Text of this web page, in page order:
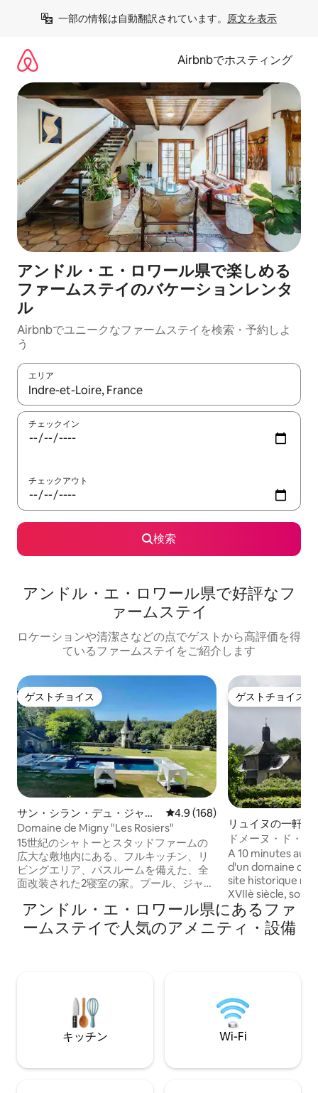
一部の情報は自動翻訳されています。 原文を表示
Airbnbでホスティング
アンドル・エ・ロワール県で楽しめる
ファームステイのバケーションレンタ
ル
Airbnbでユニークなファームステイを検索・予約しよ
う
エリア
検索結果が表示されたら、上下の矢印キーを使って移動するか
チェックイン
チェックアウト
検索
アンドル・エ・ロワール県で好評なフ
ァームステイ
ロケーションや清潔さなどの点でゲストから高評価を得
ているファームステイをご紹介します
ゲストチョイス
ゲストチョイス
サン・シラン・デュ・ジャン
ボの一軒家
レビュー168件、5つ星中4.9つ
4.9 (168)
Domaine de Migny "Les Rosiers"
15世紀のシャトーとスタッドファームの
広大な敷地内にある、フルキッチン、リ
ビングエリア、バスルームを備えた、全
面改装された2寝室の家。プール、ジャグ
さなギテと共有）をご利用いただけま
す。ライトとジャグジージェットを備え
たプライベートのBain Nordicが敷地内に
しみいただくこともできます！マッサー
ジやマニキュアのご手配が可能です。
ゲストチョイス
ゲストチョイス
リュイヌの一軒家
ドメーヌ・ド・
渓谷
A 10 minutes au Nord
d'un domaine de
site historique
XVIIè siècle, son
colombage , la
1824, la grange et sa ferme aménagée
en gîte de
アンドル・エ・ロワール県にあるファ
ームステイで人気のアメニティ・設備
キッチン Wi-Fi